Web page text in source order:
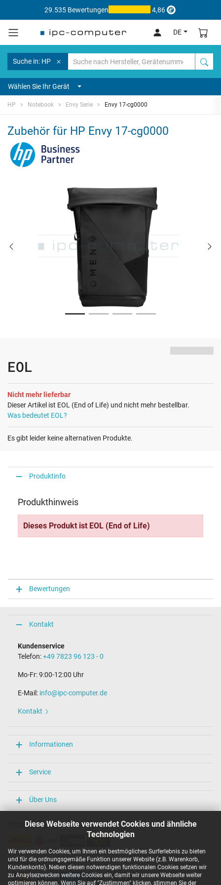
Diese Webseite verwendet Cookies und ähnliche
Technologien
Wir verwenden Cookies, um Ihnen ein bestmögliches Surferlebnis zu bieten
und für die ordnungsgemäße Funktion unserer Website (z.B. Warenkorb,
Kundenkonto). Neben diesen notwendigen funktionalen Cookies setzen wir
zu Anaylsezwecken weitere Cookies ein, damit wir unsere Webseite weiter
optimieren können. Wenn Sie auf "Zustimmen" klicken, stimmen Sie der
29.535 Bewertungen 4,86
DE
Suche in: HP
Wählen Sie Ihr Gerät
HP Notebook Envy Serie Envy 17-cg0000
Zubehör für HP Envy 17-cg0000
EOL
Nicht mehr lieferbar
Dieser Artikel ist EOL (End of Life) und nicht mehr bestellbar.
Was bedeutet EOL?
Es gibt leider keine alternativen Produkte.
Produktinfo
Produkthinweis
Dieses Produkt ist EOL (End of Life)
Bewertungen
Kontakt
Kundenservice
Telefon:+49 7823 96 123 - 0
Mo-Fr: 9:00-12:00 Uhr
E-Mail: info@ipc-computer.de
Kontakt
Informationen
Service
Über Uns
Unsere Versandarten
Unsere Zahlarten